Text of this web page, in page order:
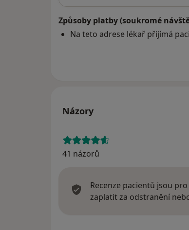
Způsoby platby (soukromé
Na teto adrese lékař přijímá
Názory
41 názorů
Recenze pacientů jsou
zaplatit za odstranění